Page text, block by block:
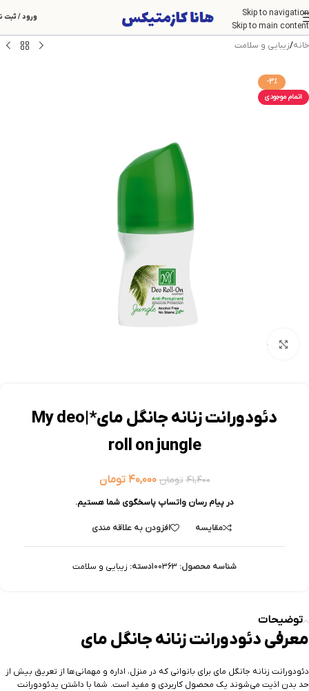
Skip to navigation
Skip to main content
ورود / ثبت
خانه/زیبایی و سلامت
-3%
اتمام موجودی
بزرگنمایی تصویر
دئودورانت زنانه جانگل مای*|My deo
roll on jungle
۴۱,۴۰۰ تومان ۴۰,۰۰۰ تومان
در پیام رسان واتساپ پاسخگوی شما هستیم.
مقایسه افزودن به علاقه مندی
شناسه محصول: 100363دسته: زیبایی و سلامت
توضیحات
معرفی دئودورانت زنانه جانگل مای
دئودورانت زنانه جانگل مای برای بانوانی که در منزل، اداره و مهمانی‌ها از تعریق بیش از
حد بدن اذیت می‌شوند یک محصول کاربردی و مفید است. شما با داشتن یدئودورانت